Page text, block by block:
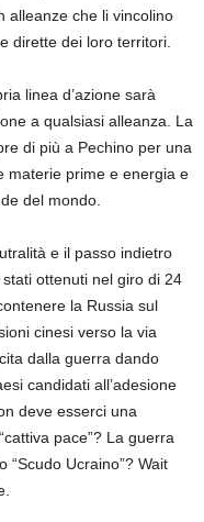
alleanze che li vincolino
dirette dei loro territori.
linea d’azione sarà
a qualsiasi alleanza. La
di più a Pechino per una
materie prime e energia e
del mondo.
e il passo indietro
stati ottenuti nel giro di 24
la Russia sul
cinesi verso la via
dalla guerra dando
candidati all’adesione
deve esserci una
pace”? La guerra
“Scudo Ucraino”? Wait